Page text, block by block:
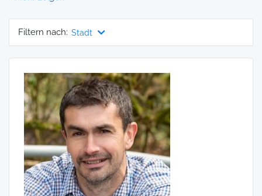
Wir selbst vermitteln keine Mediationen, sondern stellen die
Plattform zur Verfügung, um Ihnen die Suche zu erleichtern.
Filtern nach: Stadt